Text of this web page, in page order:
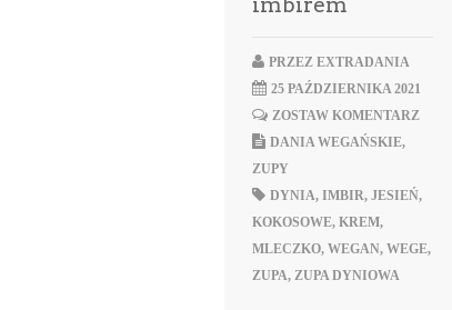
PRZEZ EXTRADANIA
25 PAŹDZIERNIKA 2021
ZOSTAW KOMENTARZ
DANIA WEGAŃSKIE,
ZUPY
DYNIA, IMBIR, JESIEŃ,
KOKOSOWE, KREM,
MLECZKO, WEGAN, WEGE,
ZUPA, ZUPA DYNIOWA